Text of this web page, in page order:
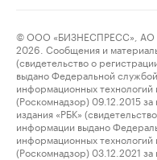
© ООО «БИЗНЕСПРЕСС», АО
2026. Сообщения и
(свидетельство о
выдано Федеральной
информационных
(Роскомнадзор) 09.12.2015
издания «РБК»
информации выдано
информационных
(Роскомнадзор) 03.12.2021